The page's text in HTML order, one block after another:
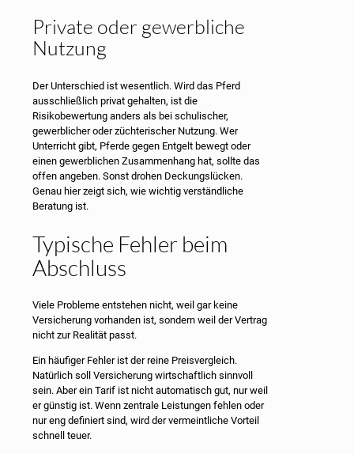
Private oder gewerbliche
Nutzung
Der Unterschied ist wesentlich. Wird das Pferd
ausschließlich privat gehalten, ist die
Risikobewertung anders als bei schulischer,
gewerblicher oder züchterischer Nutzung. Wer
Unterricht gibt, Pferde gegen Entgelt bewegt oder
einen gewerblichen Zusammenhang hat, sollte das
offen angeben. Sonst drohen Deckungslücken.
Genau hier zeigt sich, wie wichtig verständliche
Beratung ist.
Typische Fehler beim
Abschluss
Viele Probleme entstehen nicht, weil gar keine
Versicherung vorhanden ist, sondern weil der Vertrag
nicht zur Realität passt.
Ein häufiger Fehler ist der reine Preisvergleich.
Natürlich soll Versicherung wirtschaftlich sinnvoll
sein. Aber ein Tarif ist nicht automatisch gut, nur weil
er günstig ist. Wenn zentrale Leistungen fehlen oder
nur eng definiert sind, wird der vermeintliche Vorteil
schnell teuer.